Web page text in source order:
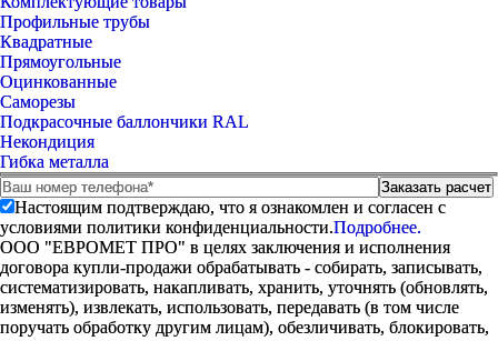
Профильные трубы
Квадратные
Прямоугольные
Оцинкованные
Саморезы
Подкрасочные баллончики RAL
Некондиция
Гибка металла
Настоящим подтверждаю, что я ознакомлен и согласен с
условиями политики конфиденциальности.Подробнее.
ООО "ЕВРОМЕТ ПРО" в целях заключения и исполнения
договора купли-продажи обрабатывать - собирать, записывать,
систематизировать, накапливать, хранить, уточнять (обновлять,
изменять), извлекать, использовать, передавать (в том числе
поручать обработку другим лицам), обезличивать, блокировать,